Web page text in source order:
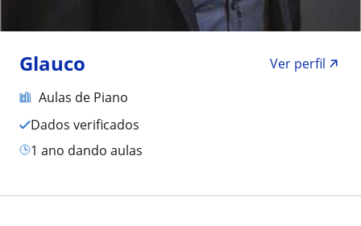
Glauco
Ver perfil
Aulas de Piano
Dados verificados
1 ano dando aulas